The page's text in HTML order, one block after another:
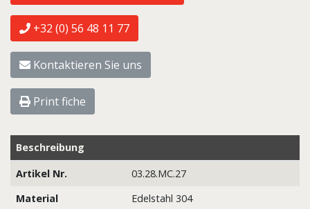
+32 (0) 56 48 11 77
Kontaktieren Sie uns
Print fiche
Beschreibung
Artikel Nr.
03.28.MC.27
Material
Edelstahl 304